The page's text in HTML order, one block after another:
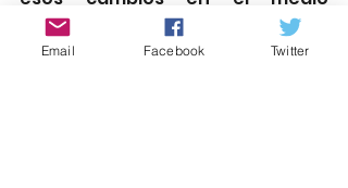
ambiente también inciden sin
duda en la estructura de
Email Facebook Twitter